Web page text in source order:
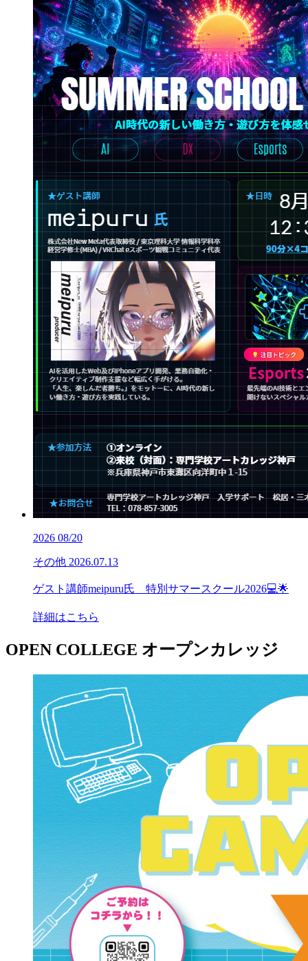
2026 08/20
その他 2026.07.13
ゲスト講師meipuru氏 特別サマースクール2026💻🌟
詳細はこちら
OPEN COLLEGE オープンカレッジ